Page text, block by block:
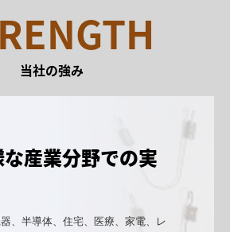
当社の強み
産業分野での実
、半導体、住宅、医療、家電、レ